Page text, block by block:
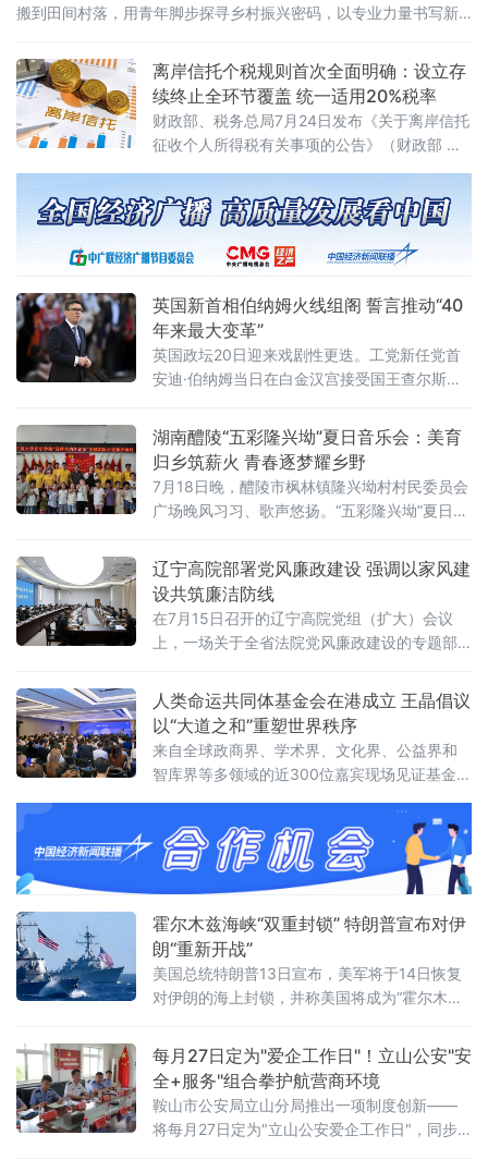
搬到田间村落，用青年脚步探寻乡村振兴密码，以专业力量书写新
员跟随讲解员重
离岸信托个税规则首次全面明确：设立存
续终止全环节覆盖 统一适用20%税率
财政部、税务总局7月24日发布《关于离岸信托
征收个人所得税有关事项的公告》（财政部 税
岸信托设立、存续、终止清算全环节的个人所
得税征管规则。根据公告，个人将财产装入离
岸信托以及通过离岸信托取得收益，均属于个
人所得税法规定的应税所得，应当依法申报纳
财富代际传承、跨境资产配置及风险管理
英国新首相伯纳姆火线组阁 誓言推动“40
年来最大变革”
英国政坛20日迎来戏剧性更迭。工党新任党首
安迪·伯纳姆当日在白金汉宫接受国王查尔斯三
首相斯塔默于当天早些时候辞去首相职务。伯
纳姆就任后数小时内即完成新一届内阁组建，
多项人事任命出人意料，被视为其开启政治新
时代的明确信号。前国防大臣“爆冷”执掌财政根
据首相办公室发布的人事通报，最受瞩目的财
上
湖南醴陵“五彩隆兴坳”夏日音乐会：美育
归乡筑薪火 青春逐梦耀乡野
7月18日晚，醴陵市枫林镇隆兴坳村村民委员会
广场晚风习习、歌声悠扬。“五彩隆兴坳”夏日音
益实践团暑期“三下乡”社会实践的成果集中展
演，也是本土青年学成归乡、以美育人、薪火
相传的一次深情回馈，更是株洲市文联、湖南
工商大学落实省文联"村歌嘹亮"主题活动以及省
市艺教融合工作的一项重要举措。株洲市文联
辽宁高院部署党风廉政建设 强调以家风建
设共筑廉洁防线
在7月15日召开的辽宁高院党组（扩大）会议
上，一场关于全省法院党风廉政建设的专题部
庭家教家风建设”列为重点议题之一，明确推动
院家共建，以家风促廉风，共筑廉洁防线。会
议对当前全省法院党风廉政建设面临的形势进
行了分析，指出要清醒认识严峻挑战，发扬自
我革命精神，聚焦“五个过硬”，教育引导干警砺
初心、铸法魂、明法纪、固底线，着力
人类命运共同体基金会在港成立 王晶倡议
以“大道之和”重塑世界秩序
来自全球政商界、学术界、文化界、公益界和
智库界等多领域的近300位嘉宾现场见证基金会
王晶以《开启新轴心时代》为题发表主旨演
讲，她指出，人类社会历经数千年演进，科技
生产力与物质财富实现跨越式增长，但和平、
发展、安全、信
霍尔木兹海峡“双重封锁” 特朗普宣布对伊
朗“重新开战”
美国总统特朗普13日宣布，美军将于14日恢复
对伊朗的海上封锁，并称美国将成为“霍尔木兹
取20%的费用。美军中央司令部随后确认，封
锁行动将于美国东部时间14日16时（伊朗当地
时间14日23时30分）正式启动。这意味着美伊
两国总统6月17日远程签署的谅解备忘录，在生
效不到一个月后即告名存实亡。从“停火”到“重
每月27日定为"爱企工作日"！立山公安"安
全+服务"组合拳护航营商环境
鞍山市公安局立山分局推出一项制度创新——
将每月27日定为"立山公安爱企工作日"，同步